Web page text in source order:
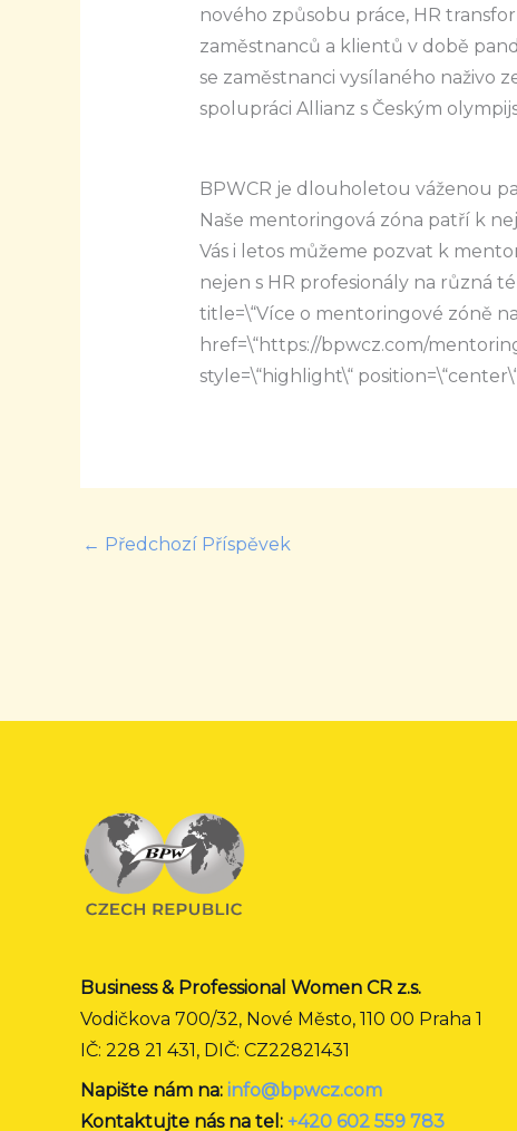
nového způsobu práce, HR
zaměstnanců a klientů v době
se zaměstnanci vysílaného naživo
spolupráci Allianz s Českým
BPWCR je dlouholetou váženou
Naše mentoringová zóna patří k
Vás i letos můžeme pozvat k
nejen s HR profesionály na různá
title=\“Více o mentoringové zóně na
href=\“https://bpwcz.com/
style=\“highlight\“
← Předchozí Příspěvek
Business & Professional Women CR z.s.
Vodičkova 700/32, Nové Město, 110 00 Praha 1
IČ: 228 21 431, DIČ: CZ22821431
Napište nám na: info@bpwcz.com
Kontaktujte nás na tel: +420 602 559 783